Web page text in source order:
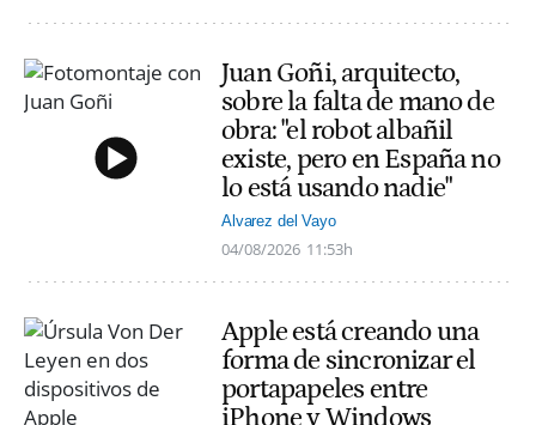
Juan Goñi, arquitecto,
sobre la falta de mano de
obra: "el robot albañil
existe, pero en España no
lo está usando nadie"
Alvarez del Vayo
04/08/2026 11:53h
Apple está creando una
forma de sincronizar el
portapapeles entre
iPhone y Windows